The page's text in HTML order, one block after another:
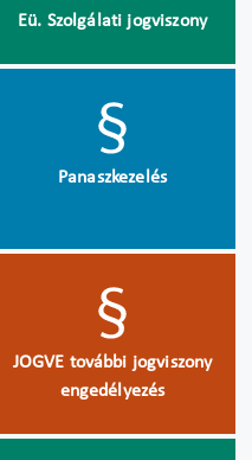
Eü. Szolgálati jogviszony
Panaszkezelés
JOGVE további jogviszony
engedélyezés